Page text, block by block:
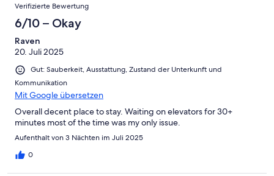
Verifizierte Bewertung
6/10 – Okay
Raven
20. Juli 2025
Gut: Sauberkeit, Ausstattung, Zustand der Unterkunft und
Kommunikation
Mit Google übersetzen
Overall decent place to stay. Waiting on elevators for 30+
minutes most of the time was my only issue.
Aufenthalt von 3 Nächten im Juli 2025
0